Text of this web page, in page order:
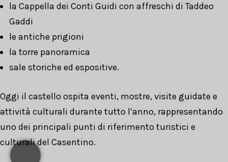
la Cappella dei Conti Guidi con affreschi di Taddeo
Gaddi
le antiche prigioni
la torre panoramica
sale storiche ed espositive.
Oggi il castello ospita eventi, mostre, visite guidate e
attività culturali durante tutto l’anno, rappresentando
uno dei principali punti di riferimento turistici e
culturali del Casentino.